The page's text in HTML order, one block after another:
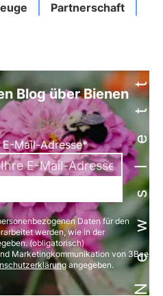
Partnerschaft Newsletter
Blog über Bienen
E-Mail-Adresse*
Daten für den
werden, wie in der
(obligatorisch)
Marketingkommunikation von 3Bee
angegeben.